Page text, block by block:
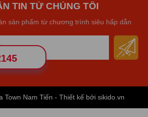
TIN TỪ CHÚNG TÔI
sản phẩm từ chương trình siêu hấp dẫn
Town Nam Tiến - Thiết kế bởi sikido.vn